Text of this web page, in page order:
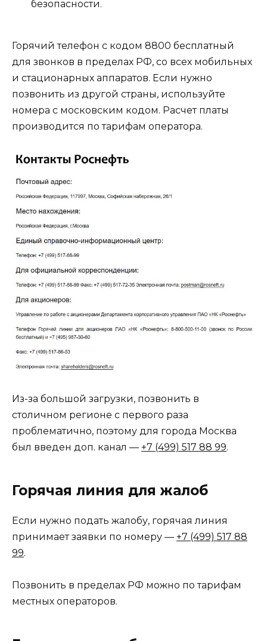
безопасности.
Горячий телефон с кодом 8800 бесплатный
для звонков в пределах РФ, со всех мобильных
и стационарных аппаратов. Если нужно
позвонить из другой страны, используйте
номера с московским кодом. Расчет платы
производится по тарифам оператора.
Из-за большой загрузки, позвонить в
столичном регионе с первого раза
проблематично, поэтому для города Москва
был введен доп. канал — +7 (499) 517 88 99.
Горячая линия для жалоб
Если нужно подать жалобу, горячая линия
принимает заявки по номеру — +7 (499) 517 88
99.
Позвонить в пределах РФ можно по тарифам
местных операторов.